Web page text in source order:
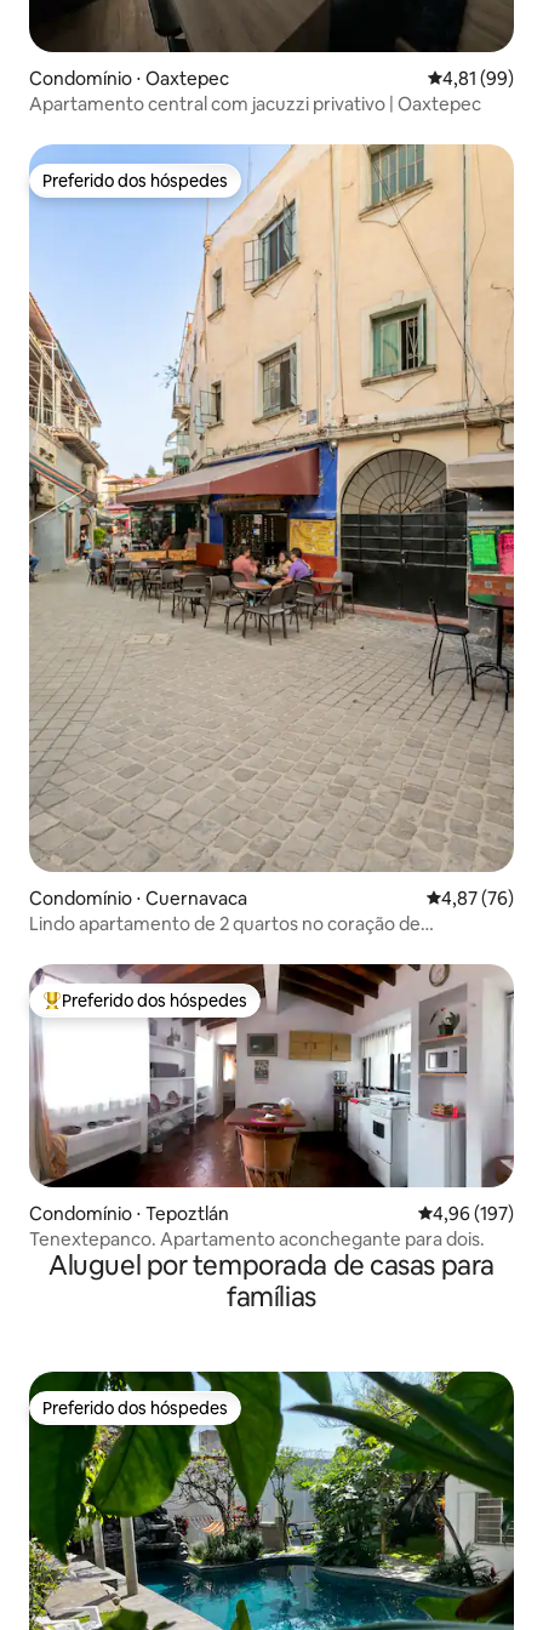
Condomínio ⋅ Oaxtepec 4,81 de uma
4,81 (99)
Apartamento central com jacuzzi privativo | Oaxtepec
Preferido dos hóspedes
Preferido dos hóspedes
Condomínio ⋅ Cuernavaca 4,87 de uma
4,87 (76)
Lindo apartamento de 2 quartos no coração de
Entre os melhores preferidos dos hóspedes
Preferido dos hóspedes
Condomínio ⋅ Tepoztlán 4,96 de uma
4,96 (197)
Tenextepanco. Apartamento aconchegante para dois.
Aluguel por temporada de casas para
famílias
Preferido dos hóspedes
Preferido dos hóspedes